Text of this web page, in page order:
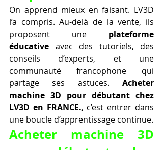
On apprend mieux en faisant. LV3D
l’a compris. Au-delà de la vente, ils
proposent une plateforme
éducative avec des tutoriels, des
conseils d’experts, et une
communauté francophone qui
partage ses astuces. Acheter
machine 3D pour débutant chez
LV3D en FRANCE., c’est entrer dans
une boucle d’apprentissage continue.
Acheter machine 3D